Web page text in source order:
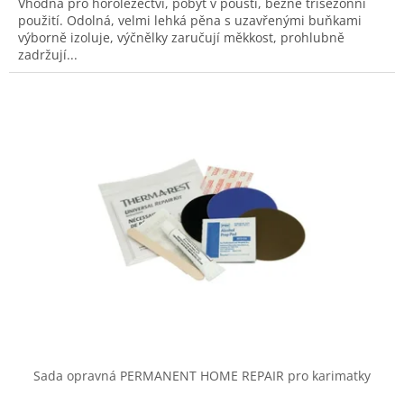
použití. Odolná, velmi lehká pěna s uzavřenými buňkami
výborně izoluje, výčnělky zaručují měkkost, prohlubně
zadržují...
Sada opravná PERMANENT HOME REPAIR pro karimatky